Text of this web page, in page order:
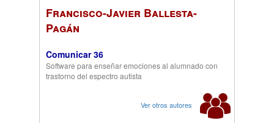
Francisco-Javier Ballesta-
Pagán
Comunicar 36
Software para enseñar emociones al alumnado con
trastorno del espectro autista
Ver otros autores